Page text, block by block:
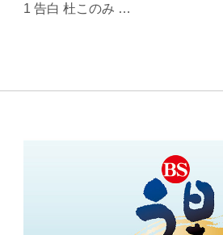
1 告白 杜このみ …